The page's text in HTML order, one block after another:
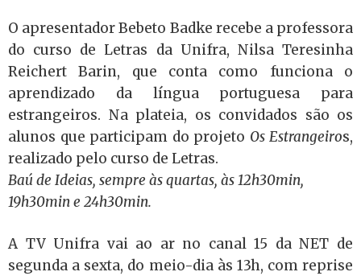
O apresentador Bebeto Badke recebe a professora
do curso de Letras da Unifra, Nilsa Teresinha
Reichert Barin, que conta como funciona o
aprendizado da língua portuguesa para
estrangeiros. Na plateia, os convidados são os
alunos que participam do projeto Os Estrangeiros,
realizado pelo curso de Letras.
Baú de Ideias, sempre às quartas, às 12h30min,
19h30min e 24h30min.
A TV Unifra vai ao ar no canal 15 da NET de
segunda a sexta, do meio-dia às 13h, com reprise